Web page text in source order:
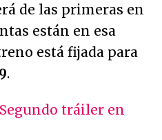
de las primeras en
están en esa
está fijada para
.
tráiler en